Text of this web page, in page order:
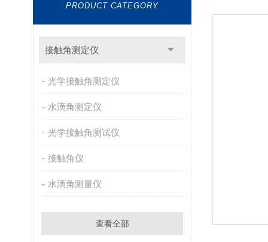
PRODUCT CATEGORY
接触角测定仪
光学接触角测定仪
水滴角测定仪
光学接触角测试仪
接触角仪
水滴角测量仪
查看全部